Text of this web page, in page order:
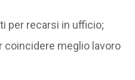
per recarsi in ufficio;
coincidere meglio lavoro